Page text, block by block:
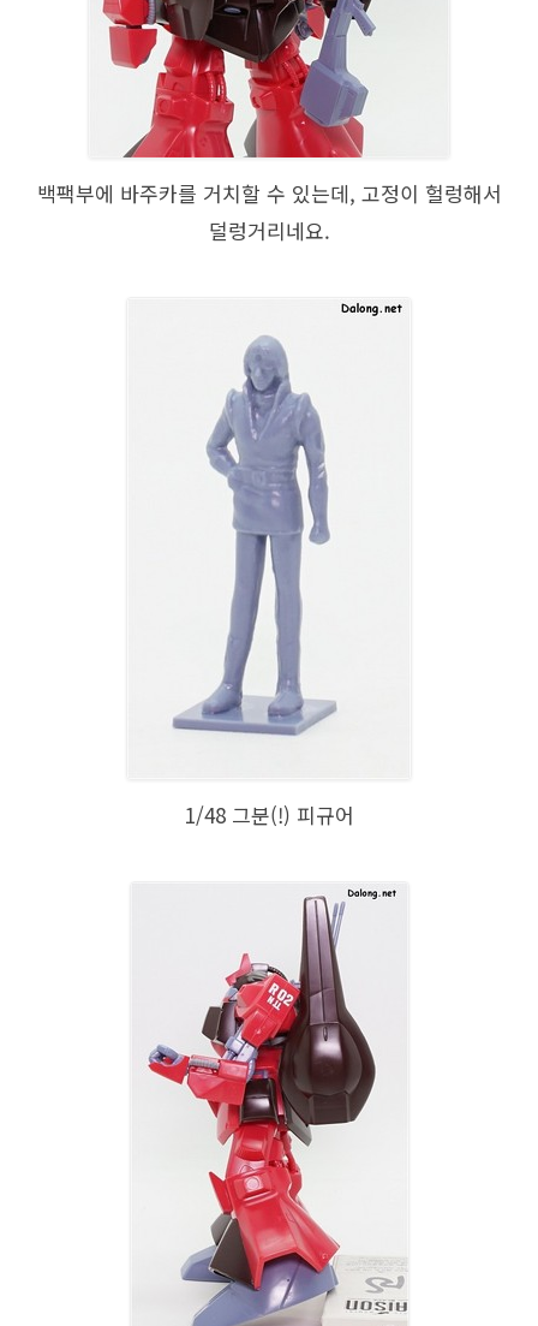
백팩부에 바주카를 거치할 수 있는데, 고정이 헐렁해서
덜렁거리네요.
1/48 그분(!) 피규어